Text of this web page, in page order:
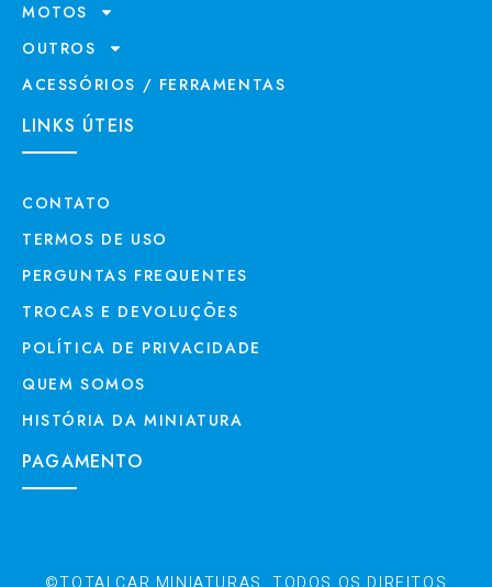
MOTOS
OUTROS
ACESSÓRIOS / FERRAMENTAS
LINKS ÚTEIS
CONTATO
TERMOS DE USO
PERGUNTAS FREQUENTES
TROCAS E DEVOLUÇÕES
POLÍTICA DE PRIVACIDADE
QUEM SOMOS
HISTÓRIA DA MINIATURA
PAGAMENTO